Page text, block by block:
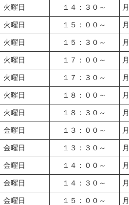
火曜日 １４：３０～
火曜日 １５：００～
火曜日 １５：３０～
火曜日 １７：００～
火曜日 １７：３０～
火曜日 １８：００～
火曜日 １８：３０～
金曜日 １３：００～
金曜日 １３：３０～
金曜日 １４：００～
金曜日 １４：３０～
金曜日 １５：００～